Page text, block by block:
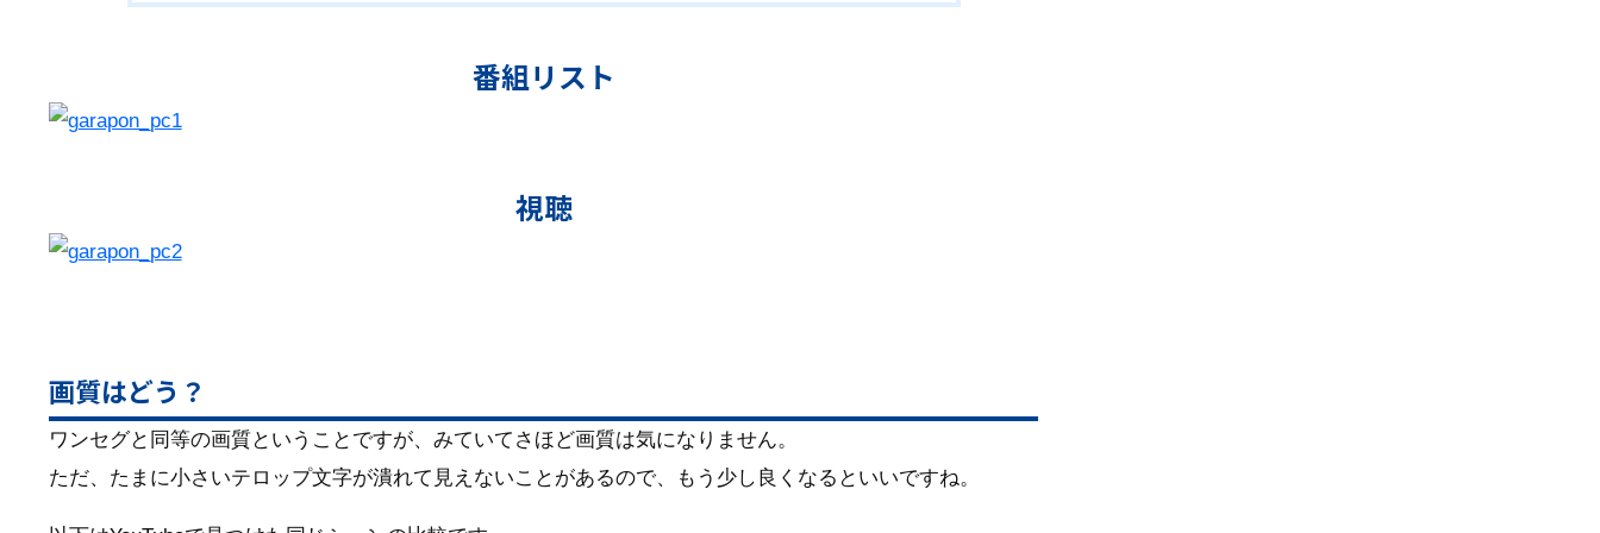
番組リスト
視聴
画質はどう？
ワンセグと同等の画質ということですが、みていてさほど画質は気になりません。
ただ、たまに小さいテロップ文字が潰れて見えないことがあるので、もう少し良くなるといいですね。